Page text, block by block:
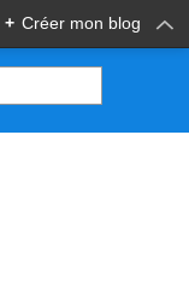
+ Créer mon blog